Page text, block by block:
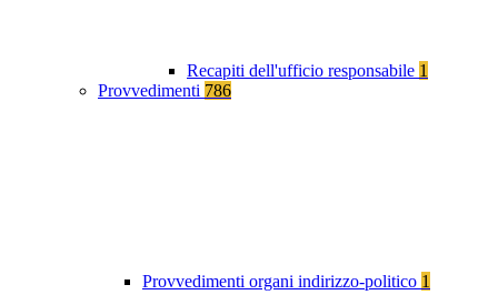
Recapiti dell'ufficio responsabile 1
Provvedimenti 786
Provvedimenti organi indirizzo-politico 1